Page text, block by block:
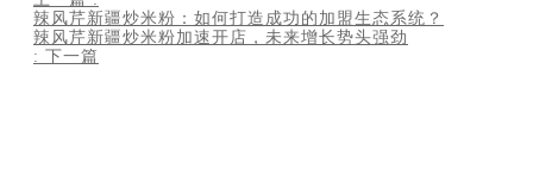
辣风芹新疆炒米粉：如何打造成功的加盟生态系统？
辣风芹新疆炒米粉加速开店，未来增长势头强劲
: 下一篇